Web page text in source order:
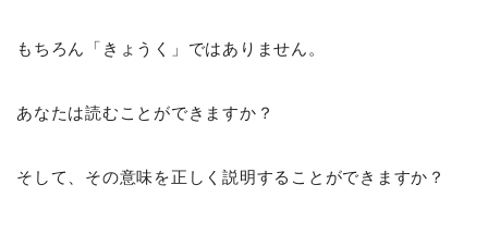
もちろん「きょうく」ではありません。
あなたは読むことができますか？
そして、その意味を正しく説明することができますか？